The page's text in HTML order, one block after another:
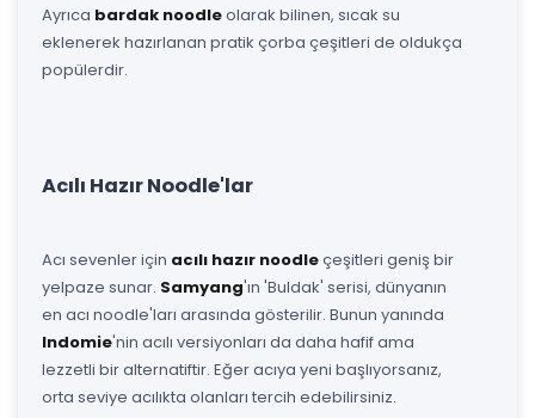
Ayrıca bardak noodleolarak bilinen, sıcak su
eklenerek hazırlanan pratik çorba çeşitleri de oldukça
popülerdir.
Acılı Hazır Noodle'lar
Acı sevenler için acılı hazır noodleçeşitleri geniş bir
yelpaze sunar. Samyang'ın 'Buldak' serisi, dünyanın
en acı noodle'ları arasında gösterilir. Bunun yanında
Indomie'nin acılı versiyonları da daha hafif ama
lezzetli bir alternatiftir. Eğer acıya yeni başlıyorsanız,
orta seviye acılıkta olanları tercih edebilirsiniz.